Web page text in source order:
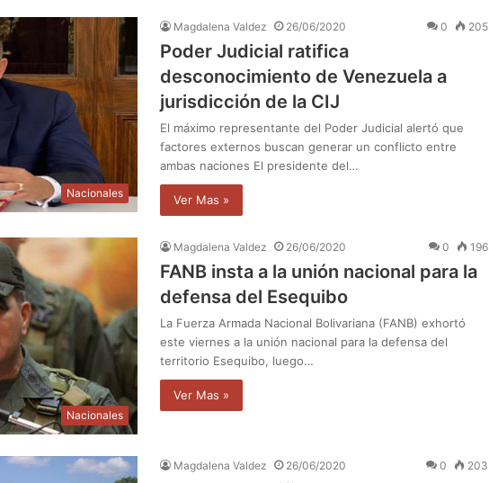
Nacionales
Magdalena Valdez 26/06/2020 0 205
Poder Judicial ratifica
desconocimiento de Venezuela a
jurisdicción de la CIJ
El máximo representante del Poder Judicial alertó que
factores externos buscan generar un conflicto entre
ambas naciones El presidente del…
Ver Mas »
Nacionales
Magdalena Valdez 26/06/2020 0 196
FANB insta a la unión nacional para la
defensa del Esequibo
La Fuerza Armada Nacional Bolivariana (FANB) exhortó
este viernes a la unión nacional para la defensa del
territorio Esequibo, luego…
Ver Mas »
Magdalena Valdez 26/06/2020 0 203